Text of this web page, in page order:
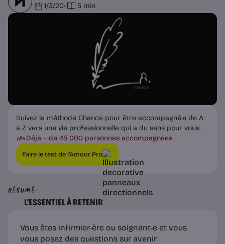
1/3/20• 5 min
Suivez la méthode Chance pour être accompagné·e de A
à Z vers une vie professionnelle qui a du sens pour vous.
Déjà + de 45 000 personnes accompagnées
Faire le test de l’Amour Pro
Résumé
L’ESSENTIEL À RETENIR
Vous êtes infirmier-ère ou soignant-e et vous
vous posez des questions sur avenir